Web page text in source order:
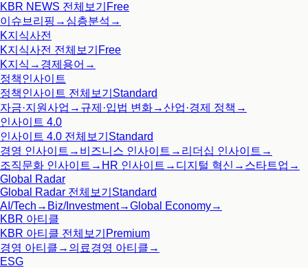
KBR NEWS 전체보기 Free
이슈브리핑 → 심층분석 →
K지식사전
K지식사전 전체보기 Free
K지식 → 경제용어 →
정책인사이트
정책인사이트 전체보기 Standard
자금·지원사업 → 규제·입법 변화→산업·경제 정책 →
인사이트 4.0
인사이트 4.0 전체보기 Standard
경영 인사이트 → 비즈니스 인사이트 → 리더십 인사이트 →
조직문화 인사이트 → HR 인사이트 → 디지털 혁신 → 스타트업 →
Global Radar
Global Radar 전체보기 Standard
AI/Tech → Biz/Investment→Global Economy→
KBR 아티클
KBR 아티클 전체보기 Premium
경영 아티클 → 의료경영 아티클 →
ESG